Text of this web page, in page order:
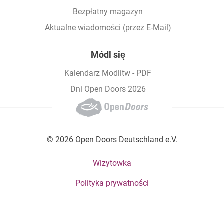
Bezpłatny magazyn
Aktualne wiadomości (przez E-Mail)
Módl się
Kalendarz Modlitw - PDF
Dni Open Doors 2026
© 2026 Open Doors Deutschland e.V.
Footer bottom menuWizytowka
Polityka prywatności